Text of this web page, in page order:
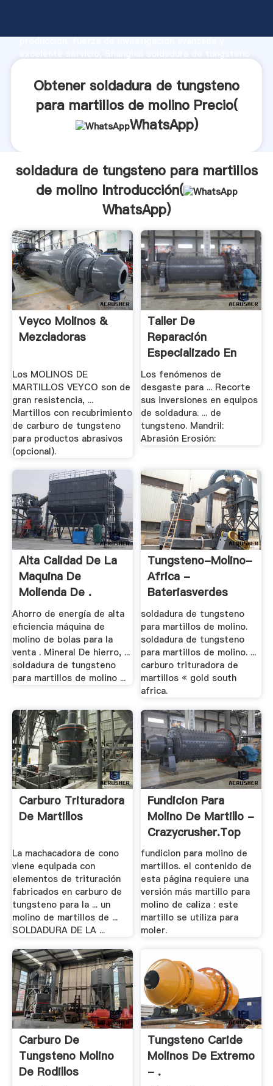
producción, fuerza de investigación avanzada y
aporta valores a todos los clientes.
Obtener soldadura de tungsteno
para martillos de molino Precio(
WhatsApp)
soldadura de tungsteno para martillos
de molino Introducción(
WhatsApp)
Veyco Molinos &
Mezcladoras
Los MOLINOS DE
MARTILLOS VEYCO son de
gran resistencia, ...
Martillos con recubrimiento
de carburo de tungsteno
para productos abrasivos
(opcional).
Taller De
Reparación
Especializado En
Recubrimientos .
Los fenómenos de
desgaste para ... Recorte
sus inversiones en equipos
de soldadura. ... de
tungsteno. Mandril:
Abrasión Erosión:
Alta Calidad De La
Maquina De
Molienda De .
Ahorro de energía de alta
eficiencia máquina de
molino de bolas para la
venta . Mineral De hierro, ...
soldadura de tungsteno
para martillos de molino ...
Tungsteno-Molino-
Africa -
Bateriasverdes
soldadura de tungsteno
para martillos de molino.
soldadura de tungsteno
para martillos de molino. ...
carburo trituradora de
martillos « gold south
africa.
Carburo Trituradora
De Martillos
La machacadora de cono
viene equipada con
elementos de trituración
fabricados en carburo de
tungsteno para la ... un
molino de martillos de ...
SOLDADURA DE LA ...
Fundicion Para
Molino De Martillo -
Crazycrusher.top
fundicion para molino de
martillos. el contenido de
esta página requiere una
versión más martillo para
molino de caliza : este
martillo se utiliza para
moler.
Carburo De
Tungsteno Molino
De Rodillos
Tungsteno Caride
Molinos De Extremo
- .